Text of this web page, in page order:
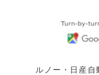
ルノー・日産